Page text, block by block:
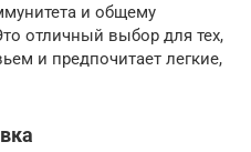
и общему
отличный выбор для тех,
и предпочитает легкие,